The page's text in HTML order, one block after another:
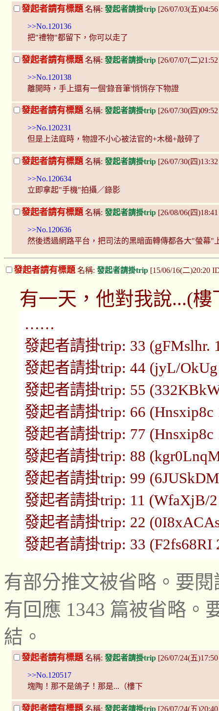
發起者請有標題 名稱: 發起者請掛trip [26/07/03(五
>>No.120136
把"禮物"都留下，你可以走了
發起者請有標題 名稱: 發起者請掛trip [26/07/07(二
>>No.120138
離開時，手上還有一個'錄音筆'悄悄存下物證
發起者請有標題 名稱: 發起者請掛trip [26/07/30(四
>>No.120231
但是上法庭時，物證不小心被法官的+木槌+敲碎了
發起者請有標題 名稱: 發起者請掛trip [26/07/30(四
>>No.120634
立即拿起"手機"拍攝／錄影
發起者請有標題 名稱: 發起者請掛trip [26/08/06(四
>>No.120636
然後透過網路平台，把司法的黑暗面轉傳都各大"螢幕"
發起者請有標題 名稱: 發起者請掛trip [15/06/16(二)20:20
有一天，他對我說...(樓
……
發起者請掛trip: 33 (gFMslhr.
發起者請掛trip: 44 (jyL/
發起者請掛trip: 55
發起者請掛trip: 66 (Hnsxip8c
發起者請掛trip: 77 (Hnsxip8c
發起者請掛trip: 88
發起者請掛trip: 99
發起者請掛trip: 11 (WfaXjB/
發起者請掛trip: 22
發起者請掛trip: 33 (F2fs68RI
有部分推文被省略。要
有回應 1343 篇被省略。
結。
發起者請有標題 名稱: 發起者請掛trip [26/07/24(五
>>No.120517
塊陶！那不是鴿子！那是...（樓下
發起者請有標題 名稱: 發起者請掛trip [26/07/24(五